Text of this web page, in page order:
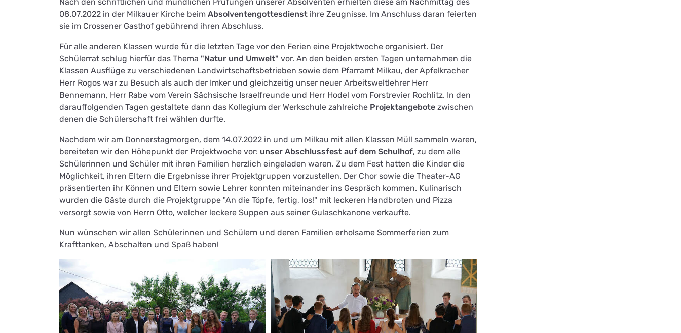
08.07.2022 in der Milkauer Kirche beim Absolventengottesdienst ihre Zeugnisse. Im Anschluss daran feierten
sie im Crossener Gasthof gebührend ihren Abschluss.
Für alle anderen Klassen wurde für die letzten Tage vor den Ferien eine Projektwoche organisiert. Der
Schülerrat schlug hierfür das Thema "Natur und Umwelt" vor. An den beiden ersten Tagen unternahmen die
Klassen Ausflüge zu verschiedenen Landwirtschaftsbetrieben sowie dem Pfarramt Milkau, der Apfelkracher
Herr Rogos war zu Besuch als auch der Imker und gleichzeitig unser neuer Arbeitsweltlehrer Herr
Bennemann, Herr Rabe vom Verein Sächsische Israelfreunde und Herr Hodel vom Forstrevier Rochlitz. In den
darauffolgenden Tagen gestaltete dann das Kollegium der Werkschule zahlreiche Projektangebote zwischen
denen die Schülerschaft frei wählen durfte.
Nachdem wir am Donnerstagmorgen, dem 14.07.2022 in und um Milkau mit allen Klassen Müll sammeln waren,
bereiteten wir den Höhepunkt der Projektwoche vor: unser Abschlussfest auf dem Schulhof, zu dem alle
Schülerinnen und Schüler mit ihren Familien herzlich eingeladen waren. Zu dem Fest hatten die Kinder die
Möglichkeit, ihren Eltern die Ergebnisse ihrer Projektgruppen vorzustellen. Der Chor sowie die Theater-AG
präsentierten ihr Können und Eltern sowie Lehrer konnten miteinander ins Gespräch kommen. Kulinarisch
wurden die Gäste durch die Projektgruppe "An die Töpfe, fertig, los!" mit leckeren Handbroten und Pizza
versorgt sowie von Herrn Otto, welcher leckere Suppen aus seiner Gulaschkanone verkaufte.
Nun wünschen wir allen Schülerinnen und Schülern und deren Familien erholsame Sommerferien zum
Krafttanken, Abschalten und Spaß haben!